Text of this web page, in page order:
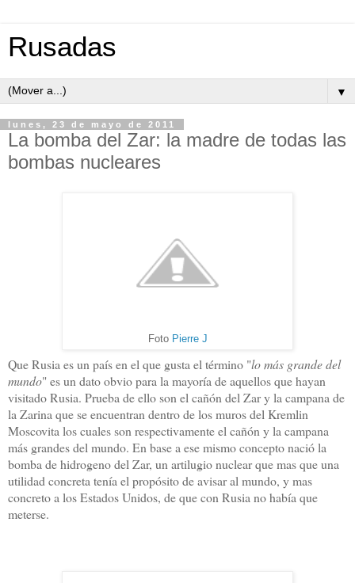
Rusadas
▼
lunes, 23 de mayo de 2011
La bomba del Zar: la madre de todas las
bombas nucleares
FotoPierre J
Que Rusia es un país en el que gusta el término "lo más grande del
mundo" es un dato obvio para la mayoría de aquellos que hayan
visitado Rusia. Prueba de ello son el cañón del Zar y la campana de
la Zarina que se encuentran dentro de los muros del Kremlin
Moscovita los cuales son respectivamente el cañón y la campana
más grandes del mundo. En base a ese mismo concepto nació la
bomba de hidrogeno del Zar, un artilugio nuclear que mas que una
utilidad concreta tenía el propósito de avisar al mundo, y mas
concreto a los Estados Unidos, de que con Rusia no había que
meterse.